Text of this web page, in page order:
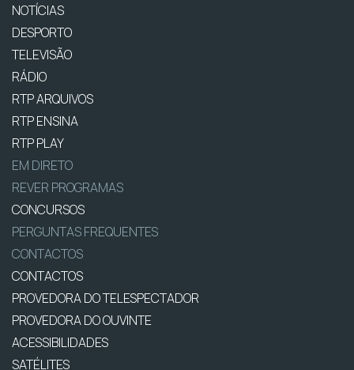
NOTÍCIAS
DESPORTO
TELEVISÃO
RÁDIO
RTP ARQUIVOS
RTP ENSINA
RTP PLAY
EM DIRETO
REVER PROGRAMAS
CONCURSOS
PERGUNTAS FREQUENTES
CONTACTOS
CONTACTOS
PROVEDORA DO TELESPECTADOR
PROVEDORA DO OUVINTE
ACESSIBILIDADES
SATÉLITES